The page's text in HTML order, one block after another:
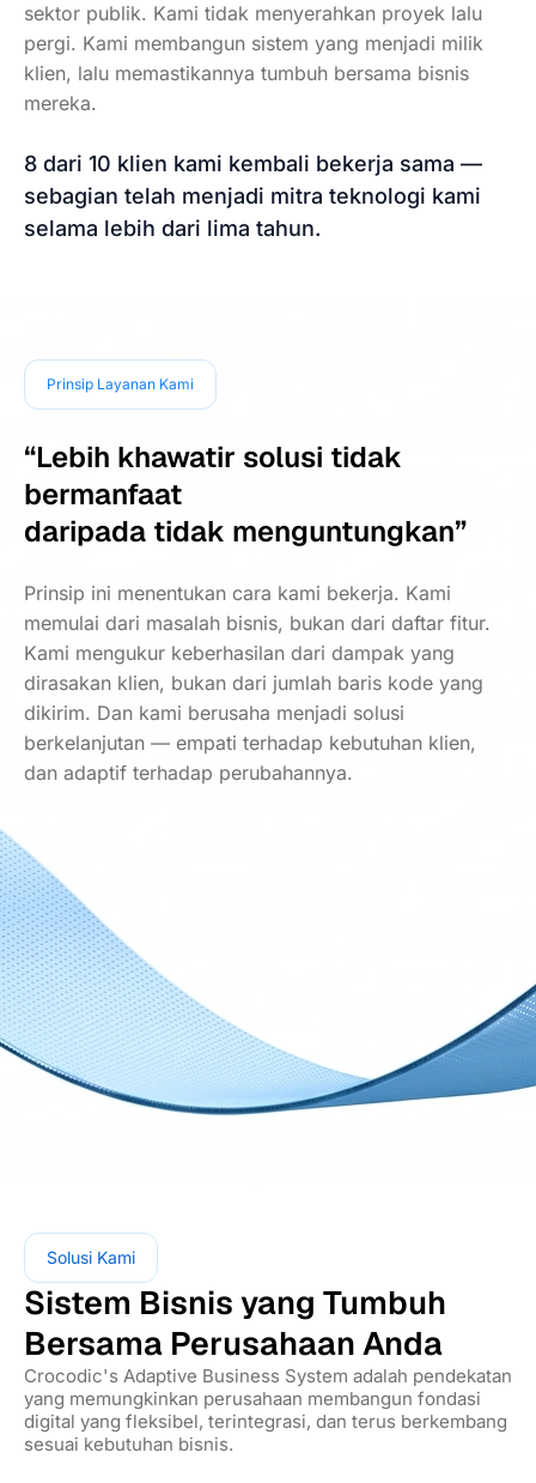
sektor publik. Kami tidak menyerahkan proyek lalu
pergi. Kami membangun sistem yang menjadi milik
klien, lalu memastikannya tumbuh bersama bisnis
mereka.
8 dari 10 klien kami kembali bekerja sama —
sebagian telah menjadi mitra teknologi kami
selama lebih dari lima tahun.
Prinsip Layanan Kami
“Lebih khawatir solusi tidak
bermanfaat
daripada tidak menguntungkan”
Prinsip ini menentukan cara kami bekerja. Kami
memulai dari masalah bisnis, bukan dari daftar fitur.
Kami mengukur keberhasilan dari dampak yang
dirasakan klien, bukan dari jumlah baris kode yang
dikirim. Dan kami berusaha menjadi solusi
berkelanjutan — empati terhadap kebutuhan klien,
dan adaptif terhadap perubahannya.
Solusi Kami
Sistem Bisnis yang Tumbuh
Bersama Perusahaan Anda
Crocodic's Adaptive Business System adalah pendekatan
yang memungkinkan perusahaan membangun fondasi
digital yang fleksibel, terintegrasi, dan terus berkembang
sesuai kebutuhan bisnis.